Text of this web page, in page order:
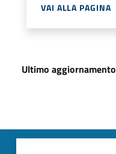
VAI ALLA PAGINA
Ultimo aggiornamento